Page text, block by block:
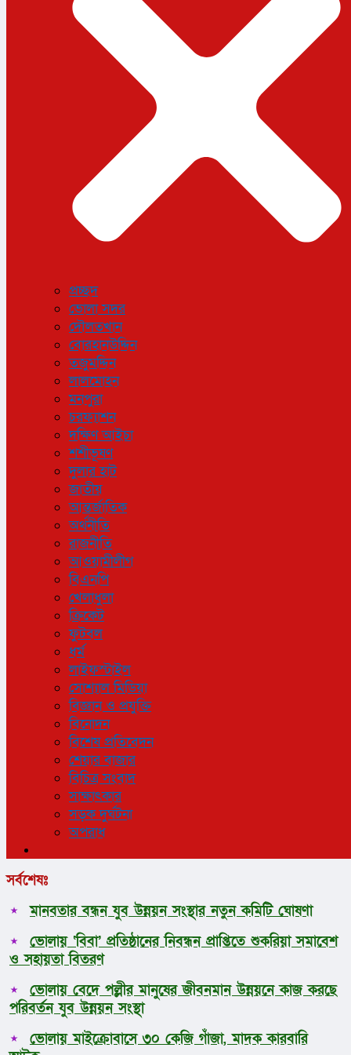
লাইফস্টাইল
সোশ্যাল মিডিয়া
বিজ্ঞান ও প্রযুক্তি
বিশেষ প্রতিবেদন
শেয়ার বাজার
বিচিত্র সংবাদ
সাক্ষাৎকার
সড়ক দুর্ঘটনা
অপরাধ
প্রচ্ছদ
ভোলা সদর
দৌলতখান
বোরহানউদ্দিন
তজুমদ্দিন
লালমোহন
মনপুরা
চরফ্যাশন
দক্ষিণ আইচা
শশীভূষণ
দুলার হাট
জাতীয়
আন্তর্জাতিক
অর্থনীতি
রাজনীতি
আওয়ামীলীগ
বিএনপি
খেলাধুলা
ক্রিকেট
ফুটবল
ধর্ম
লাইফস্টাইল
সোশ্যাল মিডিয়া
বিজ্ঞান ও প্রযুক্তি
বিনোদন
বিশেষ প্রতিবেদন
শেয়ার বাজার
বিচিত্র সংবাদ
সাক্ষাৎকার
সড়ক দুর্ঘটনা
অপরাধ
সর্বশেষঃ
মানবতার বন্ধন যুব উন্নয়ন সংস্থার নতুন কমিটি ঘোষণা
ভোলায় ‘বিবা’ প্রতিষ্ঠানের নিবন্ধন প্রাপ্তিতে শুকরিয়া সমাবেশ
ও সহায়তা বিতরণ
ভোলায় বেদে পল্লীর মানুষের জীবনমান উন্নয়নে কাজ করছে
পরিবর্তন যুব উন্নয়ন সংস্থা
ভোলায় মাইক্রোবাসে ৩০ কেজি গাঁজা, মাদক কারবারি